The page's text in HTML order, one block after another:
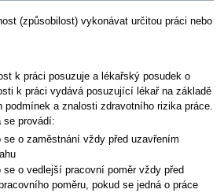
(způsobilost) vykonávat určitou práci nebo
k práci posuzuje a lékařský posudek o
k práci vydává posuzující lékař na základě
podmínek a znalosti zdravotního rizika práce.
se provádí:
o zaměstnání vždy před uzavřením
o vedlejší pracovní poměr vždy před
poměru, pokud se jedná o práce